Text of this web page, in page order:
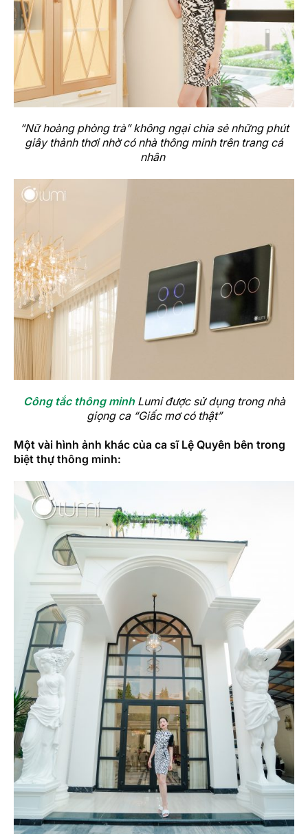
“Nữ hoàng phòng trà” không ngại chia sẻ những phút
giây thảnh thơi nhờ có nhà thông minh trên trang cá
nhân
Công tắc thông minhLumi được sử dụng trong nhà
giọng ca “Giấc mơ có thật”
Một vài hình ảnh khác của ca sĩ Lệ Quyên bên trong
biệt thự thông minh: